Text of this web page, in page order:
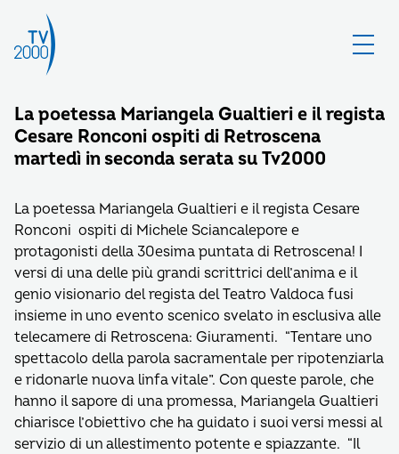
La poetessa Mariangela Gualtieri e il regista
Cesare Ronconi ospiti di Retroscena
martedì in seconda serata su Tv2000
La poetessa Mariangela Gualtieri e il regista Cesare
Ronconi ospiti di Michele Sciancalepore e
protagonisti della 30esima puntata di Retroscena! I
versi di una delle più grandi scrittrici dell’anima e il
genio visionario del regista del Teatro Valdoca fusi
insieme in uno evento scenico svelato in esclusiva alle
telecamere di Retroscena: Giuramenti. “Tentare uno
spettacolo della parola sacramentale per ripotenziarla
e ridonarle nuova linfa vitale”. Con queste parole, che
hanno il sapore di una promessa, Mariangela Gualtieri
chiarisce l’obiettivo che ha guidato i suoi versi messi al
servizio di un allestimento potente e spiazzante. “Il